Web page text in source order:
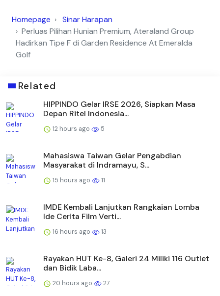
Homepage
Sinar Harapan
Perluas Pilihan Hunian Premium, Ateraland Group
Hadirkan Tipe F di Garden Residence At Emeralda
Golf
Related
HIPPINDO Gelar IRSE 2026, Siapkan Masa
Depan Ritel Indonesia...
12 hours ago 5
Mahasiswa Taiwan Gelar Pengabdian
Masyarakat di Indramayu, S...
15 hours ago 11
IMDE Kembali Lanjutkan Rangkaian Lomba
Ide Cerita Film Verti...
16 hours ago 13
Rayakan HUT Ke-8, Galeri 24 Miliki 116 Outlet
dan Bidik Laba...
20 hours ago 27